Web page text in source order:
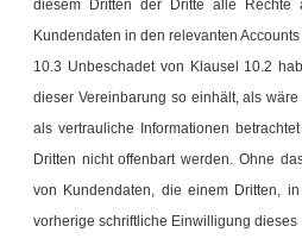
diesem Dritten der Dritte alle Rechte
Kundendaten in den relevanten Accounts
10.3 Unbeschadet von Klausel 10.2
dieser Vereinbarung so einhält, als
als vertrauliche Informationen
Dritten nicht offenbart werden. Ohne
von Kundendaten, die einem Dritten,
vorherige schriftliche Einwilligung dieses